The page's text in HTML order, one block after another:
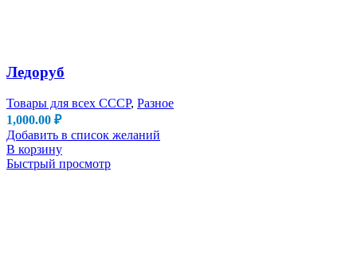
Ледоруб
Товары для всех СССР, Разное
1,000.00 ₽
Добавить в список желаний
В корзину
Быстрый просмотр